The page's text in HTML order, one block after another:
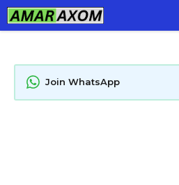
Skip
to
Join WhatsApp